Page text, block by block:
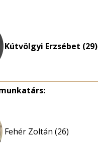
Kútvölgyi Erzsébet (29)
Fehér Zoltán (26)